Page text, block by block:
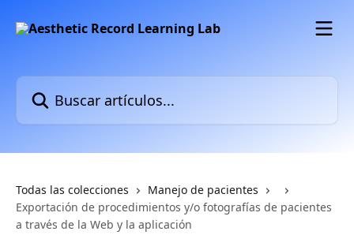
Buscar artículos...
Todas las colecciones
Manejo de pacientes
Exportación de procedimientos y/o fotografías de pacientes
a través de la Web y la aplicación